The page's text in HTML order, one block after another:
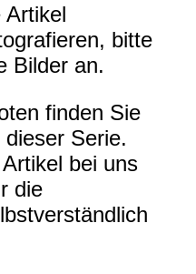
Artikel
bitte
Bilder an.
finden Sie
Serie.
bei uns
die